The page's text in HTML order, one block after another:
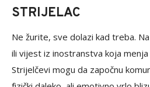
STRIJELAC
Ne žurite, sve dolazi kad treba.
ili vijest iz inostranstva koja menja
Strijelčevi mogu da započnu